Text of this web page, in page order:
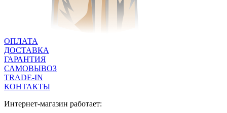
ОПЛАТА
ДОСТАВКА
ГАРАНТИЯ
САМОВЫВОЗ
TRADE-IN
КОНТАКТЫ
Интернет-магазин работает: